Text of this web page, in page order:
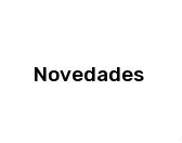
Novedades